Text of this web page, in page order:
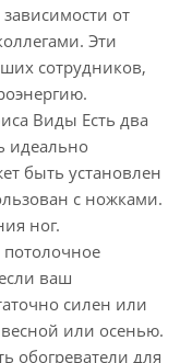
от
Эти
сотрудников,
Виды Есть два
идеально
быть установлен
с ножками.
ног.
ваш
силен или
весной или осенью.
обогреватели для